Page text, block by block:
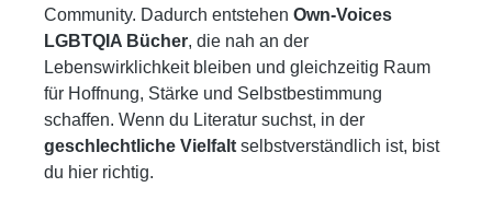
Community. Dadurch entstehen Own-Voices
LGBTQIA Bücher, die nah an der
Lebenswirklichkeit bleiben und gleichzeitig Raum
für Hoffnung, Stärke und Selbstbestimmung
schaffen. Wenn du Literatur suchst, in der
geschlechtliche Vielfalt selbstverständlich ist, bist
du hier richtig.